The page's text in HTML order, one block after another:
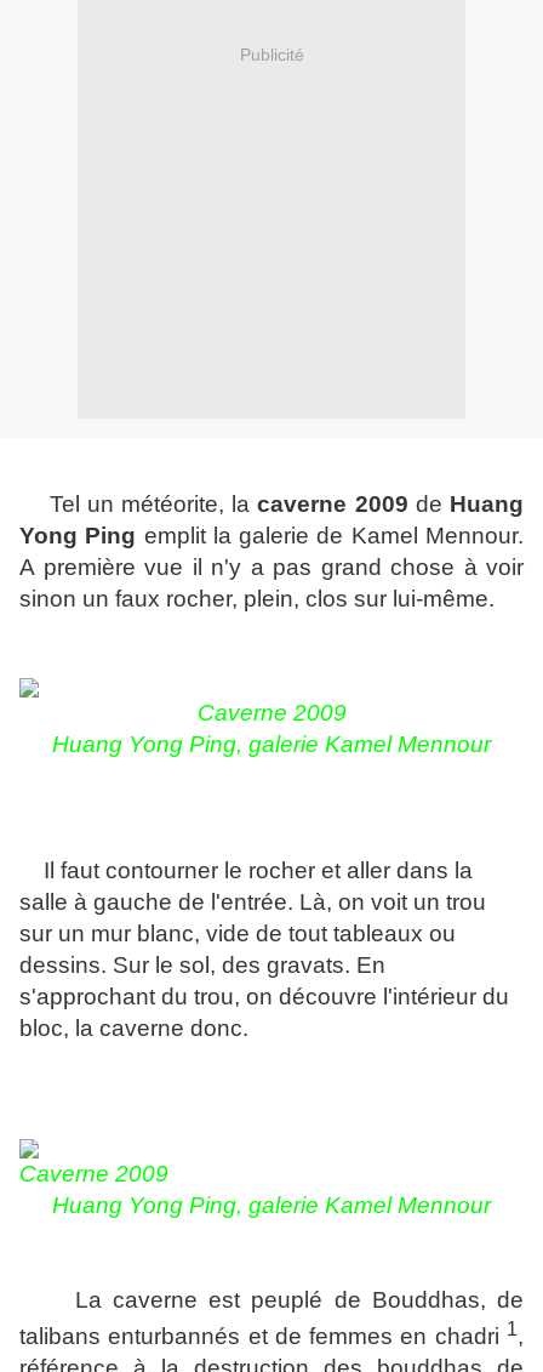
Publicité
Tel un météorite, lacaverne 2009 de Huang
Yong Ping emplit la galerie de Kamel Mennour.
A première vue il n'y a pas grand chose à voir
sinon un faux rocher, plein, clos sur lui-même.
Caverne 2009
Huang Yong Ping, galerie Kamel Mennour
Il faut contourner le rocher et aller dans la
salle à gauche de l'entrée. Là, on voit un trou
sur un mur blanc, vide de tout tableaux ou
dessins. Sur le sol, des gravats. En
s'approchant du trou, on découvre l'intérieur du
bloc, la caverne donc.
Caverne 2009
Huang Yong Ping, galerie Kamel Mennour
La caverne est peuplé de Bouddhas, de
talibans enturbannés et de femmes en chadri 1,